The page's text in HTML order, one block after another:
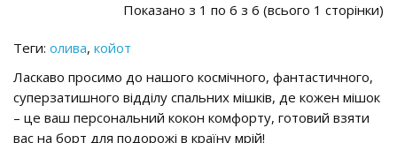
Показано з 1 по 6 з 6 (всього 1 сторінки)
Теги: олива, койот
Ласкаво просимо до нашого космічного, фантастичного,
суперзатишного відділу спальних мішків, де кожен мішок
– це ваш персональний кокон комфорту, готовий взяти
вас на борт для подорожі в країну мрій!